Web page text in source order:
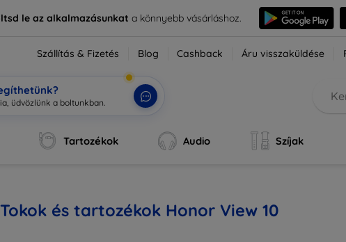
le az alkalmazásunkata könnyebb vásárláshoz.
Szállítás & Fizetés Blog Cashback Áru visszaküldése
Tartozékok Audio Szíjak
Tokok és tartozékok Honor View 10